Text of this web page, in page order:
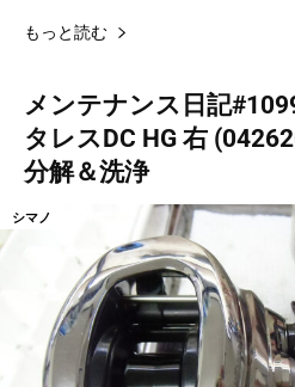
もっと読む
メンテナンス日記
タレスDC HG 右
分解＆洗浄
シマノ